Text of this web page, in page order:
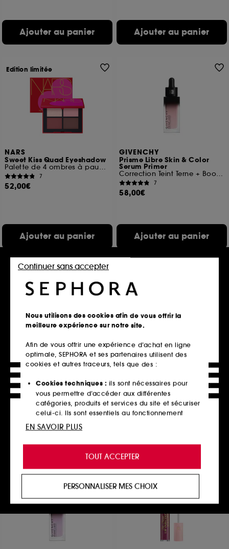
Ajouter au panier Ajouter au panier
NARS
Sweet Kiss Quad Eyeshadow
Palette de 4 ombres à paupières
7
52,00€
Ajouter au panier
Edition limitée
GIVENCHY
Prisme Libre Skin & Color
Serum Primer
Correction Teint Terne + Booster Eclat
7
58,00€
Ajouter au panier
VALENTINO
Dreamdust
7
32,00€
2 teintes disponibles
LANCÔME
Lash Idôle Mascara Melter
1731
35,00€
Nous utilisons des cookies afin de vous offrir la
meilleure expérience sur notre site.
Afin de vous offrir une expérience d’achat en ligne
optimale, SEPHORA et ses partenaires utilisent des
cookies et autres traceurs, tels que des :
Cookies techniques : ils sont nécessaires pour
vous permettre d’accéder aux différentes
catégories, produits et services du site et sécuriser
celui-ci. Ils sont essentiels au fonctionnement
technique du site et ne peuvent être désactivés.
de vous offrir une expérience enrichie et
personnalisée en vous recommandant des
produits, des services et des contenus qui
proposer des offres promotionnelles adaptées à
votre profil.
Cookies réseaux sociaux et publicité :ils sont
utilisés pour vous présenter du contenu susceptible
de vous plaire via des publicités, y compris sur des
TOUT ACCEPTER
Continuer sans accepter
PERSONNALISER MES CHOIX
EN SAVOIR PLUS